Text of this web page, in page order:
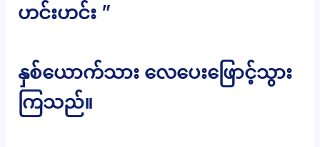
ဟင်းဟင်း ”
နှစ်ယောက်သား လေပေးဖြောင့်သွား
ကြသည်။